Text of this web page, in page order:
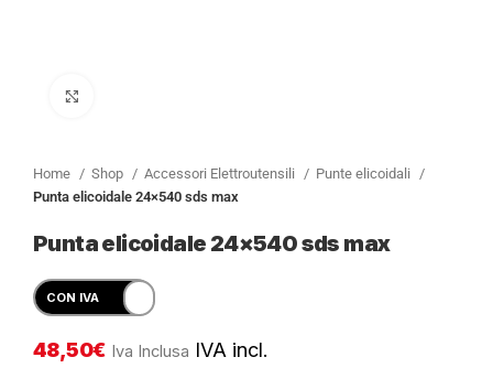
Home Shop Accessori Elettroutensili
Punte elicoidali
Punta elicoidale 24×540 sds max
Punta elicoidale 24×540 sds max
48,50€ Iva Inclusa IVA incl.